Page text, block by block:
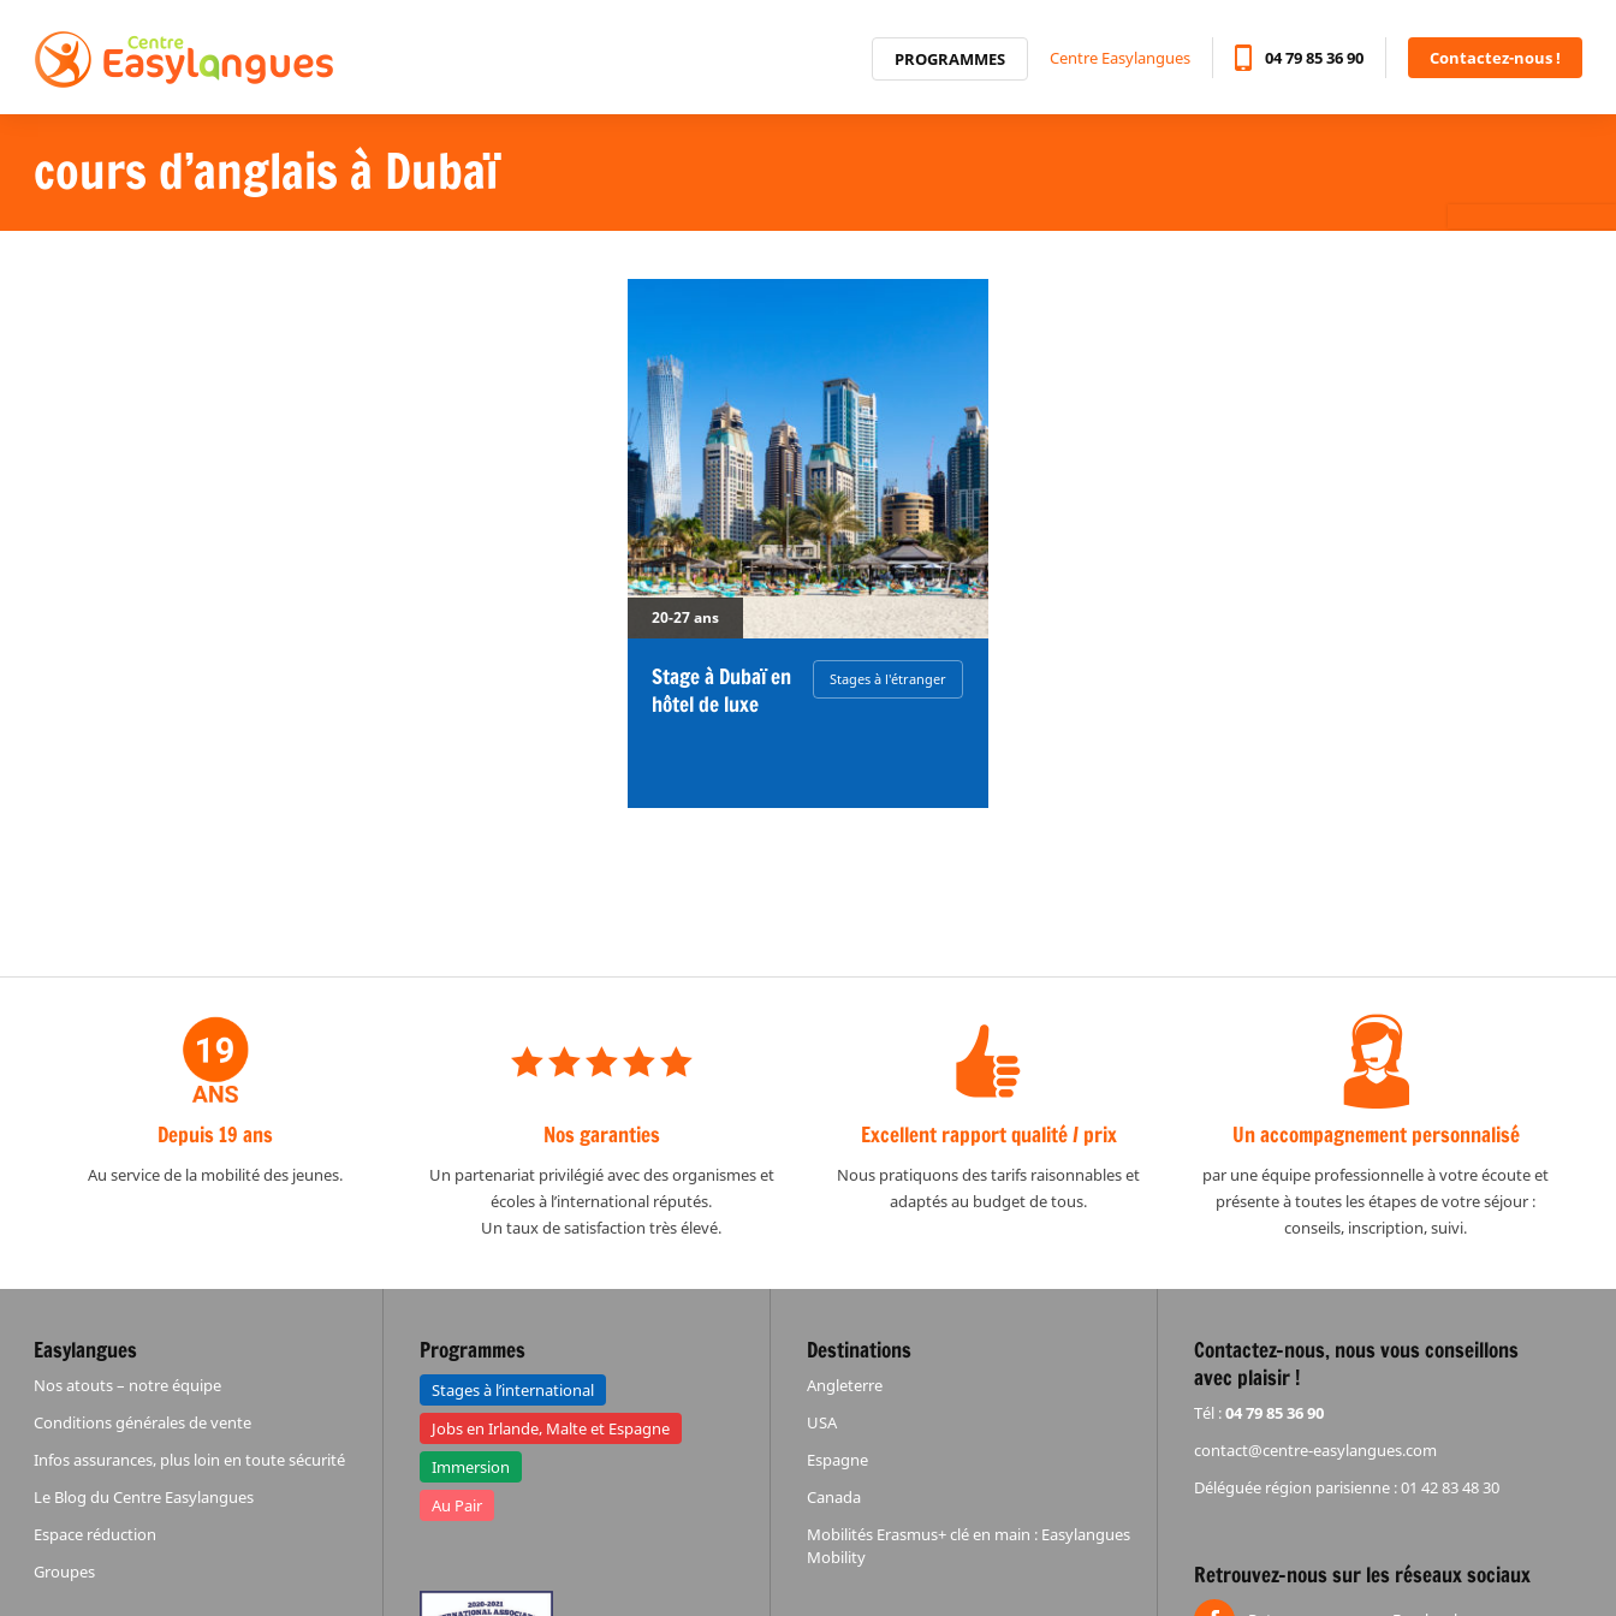
PROGRAMMES Centre Easylangues 04 79 85 36 90 Contactez-nous !
cours d’anglais à Dubaï
20-27 ans
Stage à Dubaï en
hôtel de luxe
Stages à l'étranger
Depuis 19 ans
Au service de la mobilité des jeunes.
Nos garanties
Un partenariat privilégié avec des organismes et
écoles à l’international réputés.
Un taux de satisfaction très élevé.
Excellent rapport qualité / prix
Nous pratiquons des tarifs raisonnables et
adaptés au budget de tous.
Un accompagnement personnalisé
par une équipe professionnelle à votre écoute et
présente à toutes les étapes de votre séjour :
conseils, inscription, suivi.
Easylangues
Nos atouts – notre équipe
Conditions générales de vente
Infos assurances, plus loin en toute sécurité
Le Blog du Centre Easylangues
Espace réduction
Groupes
Programmes
Stages à l’international
Jobs en Irlande, Malte et Espagne
Immersion
Au Pair
Destinations
Angleterre
USA
Espagne
Canada
Mobilités Erasmus+ clé en main : Easylangues
Mobility
Contactez-nous, nous vous conseillons
avec plaisir !
Tél :04 79 85 36 90
contact@centre-easylangues.com
Déléguée région parisienne : 01 42 83 48 30
Retrouvez-nous sur les réseaux sociaux